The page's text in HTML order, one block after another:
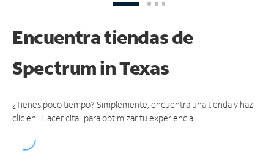
Encuentra tiendas de
Spectrumin Texas
¿Tienes poco tiempo? Simplemente, encuentra una tienda y haz
clic en "Hacer cita" para optimizar tu experiencia.